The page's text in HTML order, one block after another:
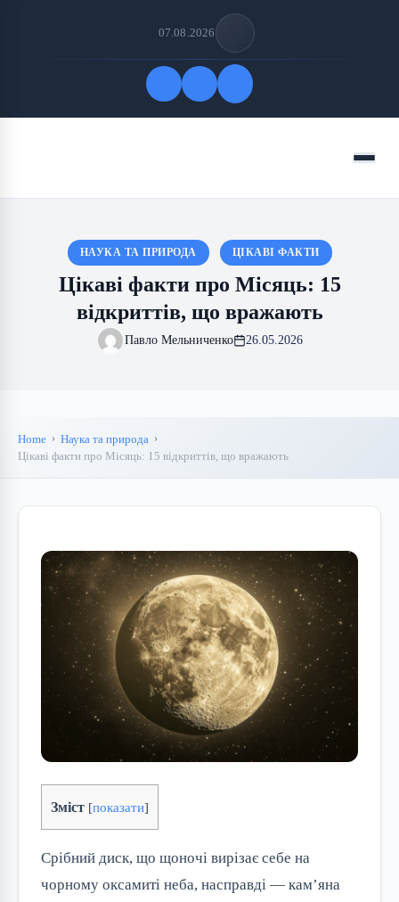
07.08.2026
Menu
НАУКА ТА ПРИРОДА ЦІКАВІ ФАКТИ
Цікаві факти про Місяць: 15
відкриттів, що вражають
Павло Мельниченко 26.05.2026
Home
Наука та природа
Цікаві факти про Місяць: 15 відкриттів, що вражають
Зміст [показати]
Срібний диск, що щоночі вирізає себе на
чорному оксамиті неба, насправді — кам’яна